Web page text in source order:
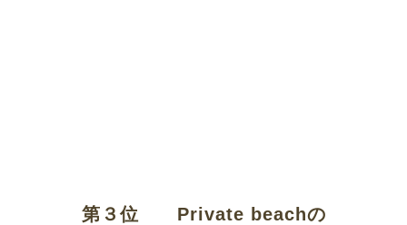
第３位 Private beachの